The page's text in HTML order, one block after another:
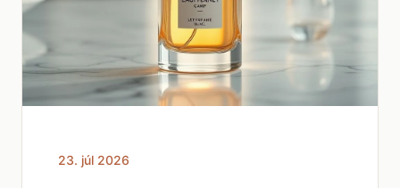
23. júl 2026